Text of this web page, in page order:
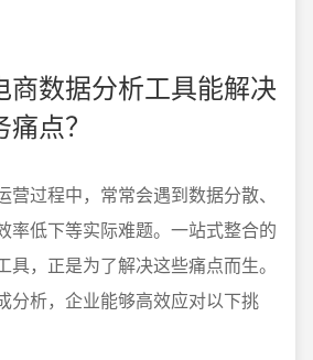
商数据分析工具能解决
点？
营过程中，常常会遇到数据分散、
率低下等实际难题。一站式整合的
具，正是为了解决这些痛点而生。
分析，企业能够高效应对以下挑